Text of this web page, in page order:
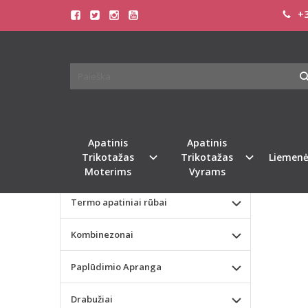
Apatinis
Trikotažas
Moterims
Apatinis
Trikotažas
Vyrams
Valentino dienos dovana
Liemenėlės
Termo apatiniai rūbai
Kombinezonai
Paplūdimio Apranga
Drabužiai